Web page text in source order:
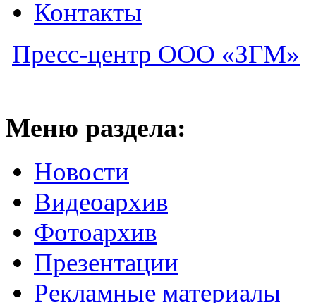
Контакты
Пресс-центр ООО «ЗГМ»
Меню раздела:
Новости
Видеоархив
Фотоархив
Презентации
Рекламные материалы